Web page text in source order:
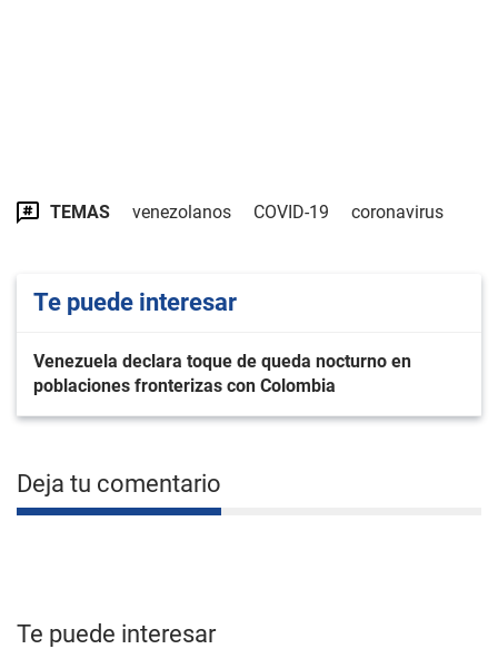
TEMAS venezolanos COVID-19 coronavirus
Te puede interesar
Venezuela declara toque de queda nocturno en
poblaciones fronterizas con Colombia
Deja tu comentario
Te puede interesar